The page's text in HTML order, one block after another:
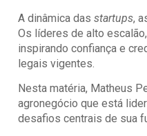
A dinâmica das startups,
Os líderes de alto
inspirando confiança e
legais vigentes.
Nesta matéria, Matheus
agronegócio que está
desafios centrais de sua